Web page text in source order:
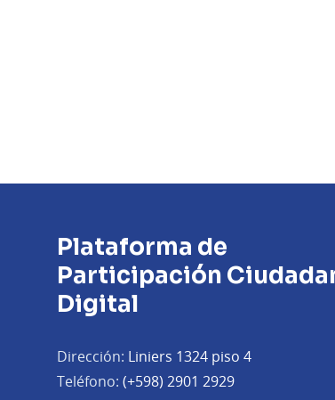
Plataforma de
Participación
Digital
Dirección: Liniers 1324 piso 4
Teléfono: (+598) 2901 2929